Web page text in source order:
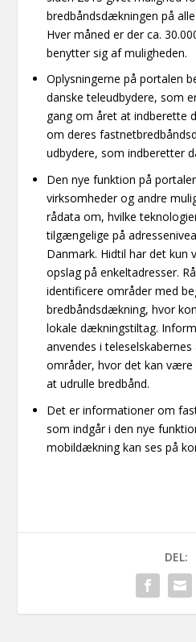
bredbåndsdækningen på
Hver måned er der ca.
benytter sig af muligheden.
Oplysningerne på portalen
danske teleudbydere, som
gang om året at indberette
om deres
udbydere, som indberetter
Den nye funktion på
virksomheder og andre
rådata om, hvilke
tilgængelige på
Danmark. Hidtil har det
opslag på enkeltadresser.
identificere områder med
bredbåndsdækning, hvor
lokale dækningstiltag.
anvendes i
områder, hvor det kan
at udrulle bredbånd.
Det er informationer om
som indgår i den nye
mobildækning kan ses på
DEL: